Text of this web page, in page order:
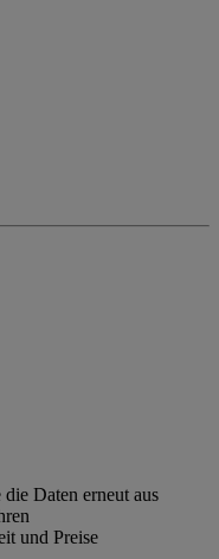
Daten erneut aus
und Preise